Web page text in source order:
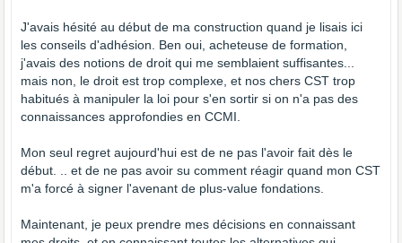
J'avais hésité au début de ma construction quand je lisais ici
les conseils d'adhésion. Ben oui, acheteuse de formation,
j'avais des notions de droit qui me semblaient suffisantes...
mais non, le droit est trop complexe, et nos chers CST trop
habitués à manipuler la loi pour s'en sortir si on n'a pas des
connaissances approfondies en CCMI.
Mon seul regret aujourd'hui est de ne pas l'avoir fait dès le
début. .. et de ne pas avoir su comment réagir quand mon CST
m'a forcé à signer l'avenant de plus-value fondations.
Maintenant, je peux prendre mes décisions en connaissant